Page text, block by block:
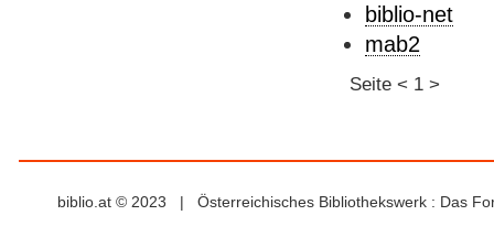
biblio-net
mab2
Seite < 1 >
biblio.at © 2023 | Österreichisches Bibliothekswerk : Das